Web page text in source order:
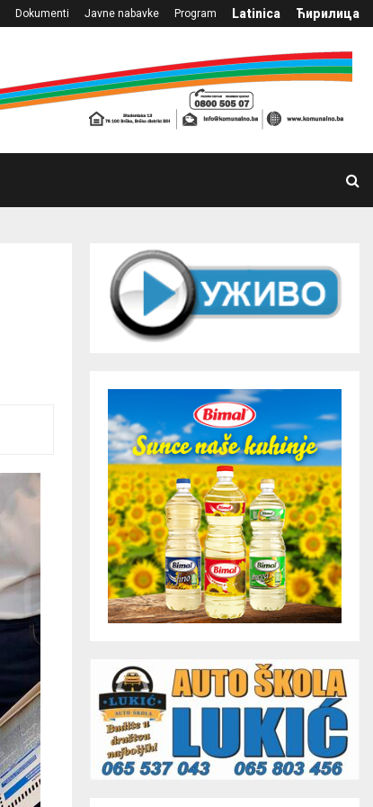
Dokumenti Javne nabavke Program Latinica Ћирилица